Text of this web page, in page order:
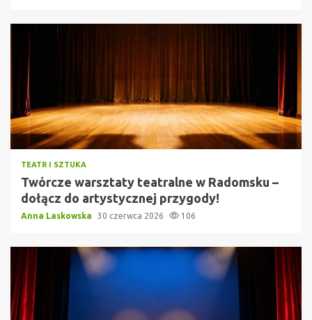
TEATR I SZTUKA
Twórcze warsztaty teatralne w Radomsku –
dołącz do artystycznej przygody!
Anna Laskowska 30 czerwca 2026 106